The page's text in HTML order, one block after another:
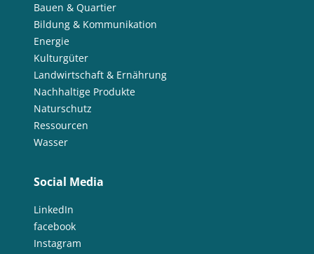
Bauen & Quartier
Bildung & Kommunikation
Energie
Kulturgüter
Landwirtschaft & Ernährung
Nachhaltige Produkte
Naturschutz
Ressourcen
Wasser
Social Media
LinkedIn
facebook
Instagram